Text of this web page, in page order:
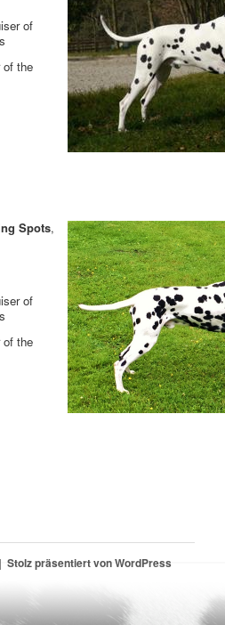
of
of the
Spots,
of
of the
Stolz präsentiert von WordPress